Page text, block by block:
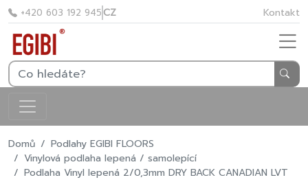
+420 603 192 945CZ Kontakt
Domů
Podlahy EGIBI FLOORS
Vinylová podlaha lepená / samolepící
Podlaha Vinyl lepená 2/0,3mm DRY BACK CANADIAN LVT